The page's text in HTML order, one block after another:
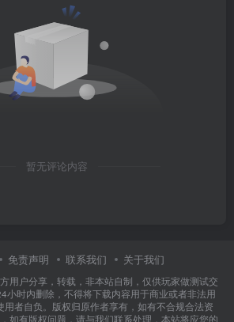
暂无评论内容
免责声明 联系我们 关于我们
用户分享，转载，非本站自制，仅供玩家做测试交
小时内删除，不得将下载内容用于商业或者非法用
用者自负。版权归原作者享有，如有不合规合法资
如有版权问题，请与我们联系处理，本站将应您的